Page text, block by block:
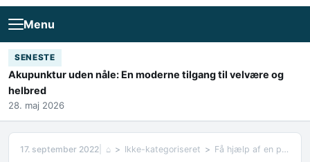
Menu
SENESTE
Akupunktur uden nåle: En moderne tilgang til velvære og
helbred
28. maj 2026
17. september 2022 ⌂ Ikke-kategoriseret Få hjælp af en psykolog i stress København